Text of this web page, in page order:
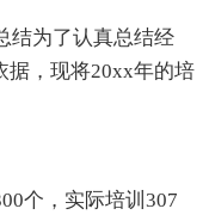
结为了认真总结经
据，现将20xx年的培
个，实际培训307